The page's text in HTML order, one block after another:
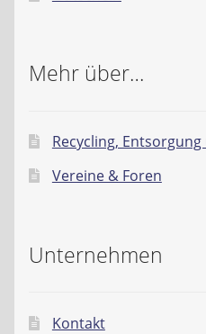
Mehr über…
Recycling,
Vereine & Foren
Unternehmen
Kontakt